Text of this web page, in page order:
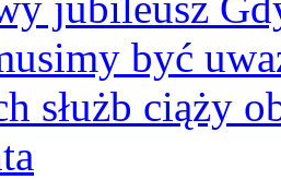
być
służb ciąży